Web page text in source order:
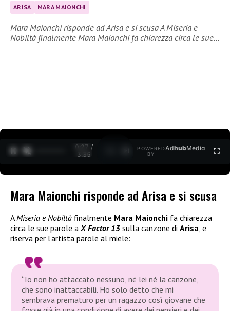
ARISA MARA MAIONCHI
Mara Maionchi risponde ad Arisa e si scusa A Miseria e
Nobiltà finalmente Mara Maionchi fa chiarezza circa le sue…
0:27 /
3:35
POWERED
BY
AdhubMedia
Mara Maionchi risponde ad Arisa e si scusa
AMiseria e Nobiltà finalmente Mara Maionchi fa chiarezza
circa le sue parole aX Factor 13 sulla canzone di Arisa, e
riserva per l’artista parole al miele:
“Io non ho attaccato nessuno, né lei né la canzone,
che sono inattaccabili. Ho solo detto che mi
sembrava prematuro per un ragazzo così giovane che